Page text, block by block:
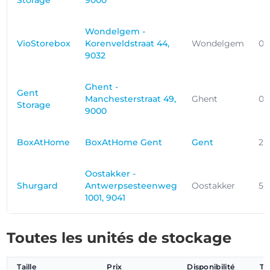
VioStorebox
Wondelgem -
Korenveldstraat 44,
9032
Wondelgem
Gent
Storage
Ghent -
Manchesterstraat 49,
9000
Ghent
BoxAtHome BoxAtHome Gent Gent
Shurgard
Oostakker -
Antwerpsesteenweg
1001, 9041
Oostakker
Toutes les unités de stockage
Taille Prix Disponibilité